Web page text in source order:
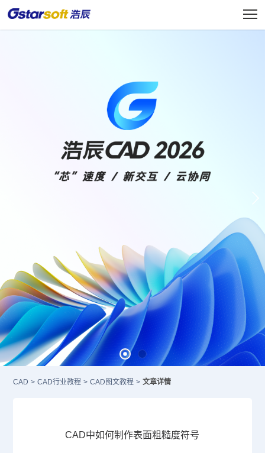
CAD > CAD行业教程 > CAD图文教程 > 文章详情
CAD中如何制作表面粗糙度符号